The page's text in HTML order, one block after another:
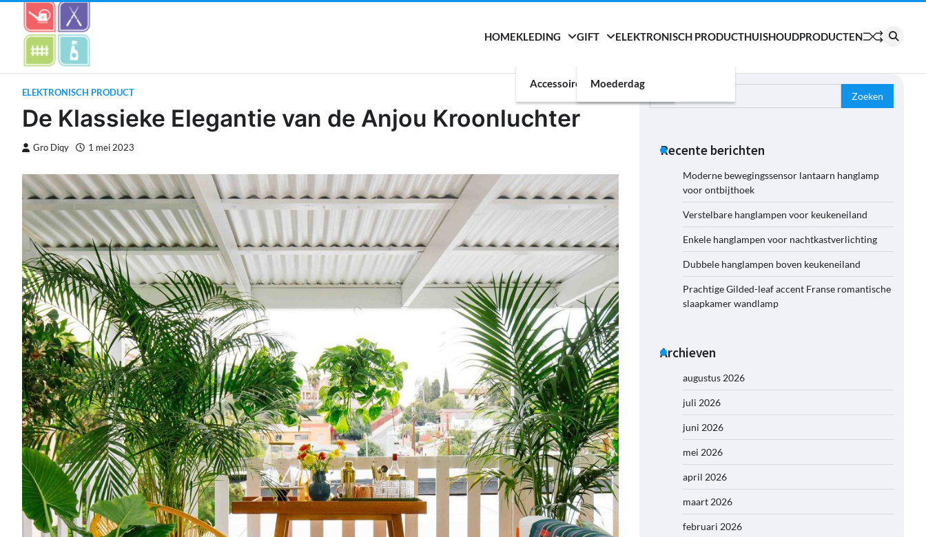
content
HOMEKLEDING
Accessoires
GIFT
Moederdag
ELEKTRONISCH PRODUCTHUISHOUDPRODUCTEN
ELEKTRONISCH PRODUCT
De Klassieke Elegantie van de Anjou Kroonluchter
Gro Diqy 1 mei 2023
naar:
Recente berichten
Moderne bewegingssensor lantaarn hanglamp
voor ontbijthoek
Verstelbare hanglampen voor keukeneiland
Enkele hanglampen voor nachtkastverlichting
Dubbele hanglampen boven keukeneiland
Prachtige Gilded-leaf accent Franse romantische
slaapkamer wandlamp
Archieven
augustus 2026
juli 2026
juni 2026
mei 2026
april 2026
maart 2026
februari 2026